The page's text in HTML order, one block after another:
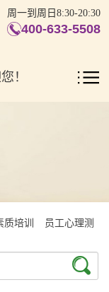
周一到周日8:30-20:30
400-633-5508
！
培训
员工心理测